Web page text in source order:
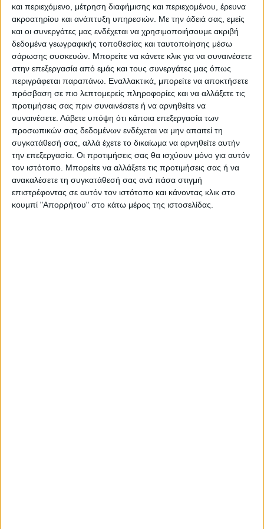
και περιεχόμενο, μέτρηση διαφήμισης και περιεχομένου, έρευνα
ακροατηρίου και ανάπτυξη υπηρεσιών. Με την άδειά σας, εμείς
και οι συνεργάτες μας ενδέχεται να χρησιμοποιήσουμε ακριβή
δεδομένα γεωγραφικής τοποθεσίας και ταυτοποίησης μέσω
σάρωσης συσκευών. Μπορείτε να κάνετε κλικ για να συναινέσετε
στην επεξεργασία από εμάς και τους συνεργάτες μας όπως
περιγράφεται παραπάνω. Εναλλακτικά, μπορείτε να αποκτήσετε
πρόσβαση σε πιο λεπτομερείς πληροφορίες και να αλλάξετε τις
προτιμήσεις σας πριν συναινέσετε ή να αρνηθείτε να
συναινέσετε. Λάβετε υπόψη ότι κάποια επεξεργασία των
προσωπικών σας δεδομένων ενδέχεται να μην απαιτεί τη
συγκατάθεσή σας, αλλά έχετε το δικαίωμα να αρνηθείτε αυτήν
την επεξεργασία. Οι προτιμήσεις σας θα ισχύουν μόνο για αυτόν
τον ιστότοπο. Μπορείτε να αλλάξετε τις προτιμήσεις σας ή να
ανακαλέσετε τη συγκατάθεσή σας ανά πάσα στιγμή
επιστρέφοντας σε αυτόν τον ιστότοπο και κάνοντας κλικ στο
κουμπί "Απορρήτου" στο κάτω μέρος της ιστοσελίδας.
ΘΕΜΑ ΤΗΣ ΗΜΕΡΑΣ
Αν μπορούσατε να φύγετε τώρα για
διακοπές θα προτιμούσατε βουνό ή
θάλασσα;